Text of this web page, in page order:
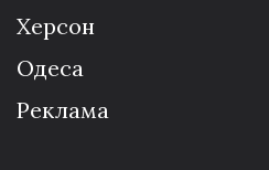
Херсон
Одеса
Реклама